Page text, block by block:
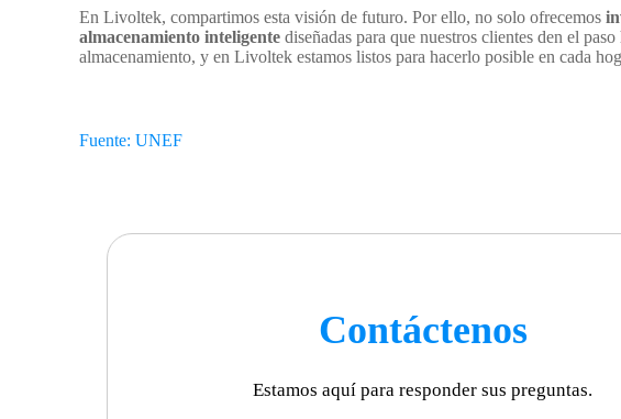
En Livoltek, compartimos esta visión de futuro. Por ello, no solo ofrecemos
almacenamiento inteligente diseñadas para que nuestros clientes den el
almacenamiento, y en Livoltek estamos listos para hacerlo posible en cada
Fuente: UNEF
Contáctenos
Estamos aquí para responder sus preguntas.